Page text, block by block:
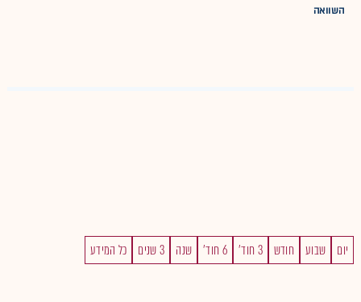
השוואה
יום שבוע חודש 3 חוד' 6 חוד' שנה 3 שנים כל המידע